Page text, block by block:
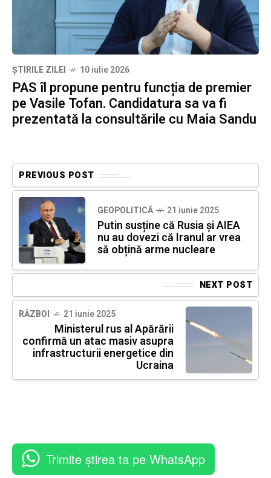
ȘTIRILE ZILEI 10 iulie 2026
PAS îl propune pentru funcția de premier
pe Vasile Tofan. Candidatura sa va fi
prezentată la consultările cu Maia Sandu
PREVIOUS POST
GEOPOLITICĂ 21 iunie 2025
Putin susține că Rusia și AIEA
nu au dovezi că Iranul ar vrea
să obțină arme nucleare
NEXT POST
RĂZBOI 21 iunie 2025
Ministerul rus al Apărării
confirmă un atac masiv asupra
infrastructurii energetice din
Ucraina
Trimite știrea ta pe WhatsApp